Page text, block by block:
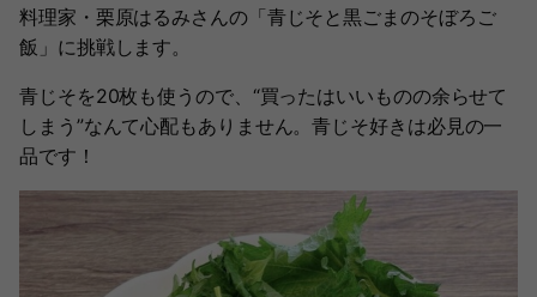
料理家・栗原はるみさんの「青じそと黒ごまのそぼろご
飯」に挑戦します。
青じそを20枚も使うので、“買ったはいいものの余らせて
しまう”なんて心配もありません。青じそ好きは必見の一
品です！